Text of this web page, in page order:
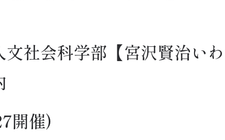
文社会科学部【宮沢賢治い
開催)